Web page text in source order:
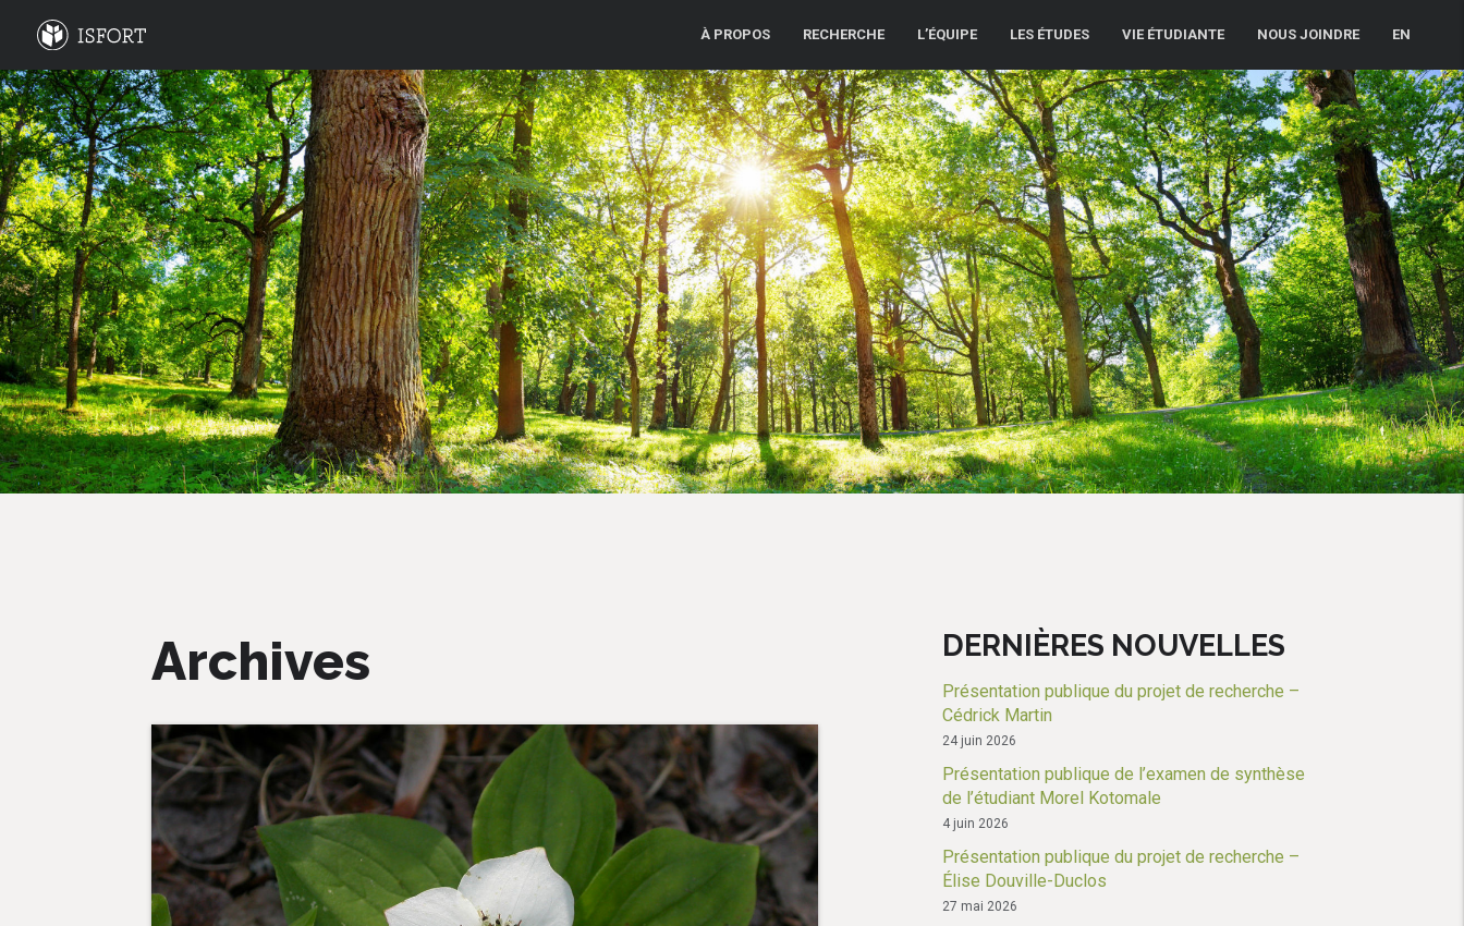
À PROPOS RECHERCHE L’ÉQUIPE LES ÉTUDES VIE ÉTUDIANTE NOUS JOINDRE EN
Archives DERNIÈRES NOUVELLES
Présentation publique du projet de recherche –
Cédrick Martin
24 juin 2026
Présentation publique de l’examen de synthèse
de l’étudiant Morel Kotomale
4 juin 2026
Présentation publique du projet de recherche –
Élise Douville-Duclos
27 mai 2026